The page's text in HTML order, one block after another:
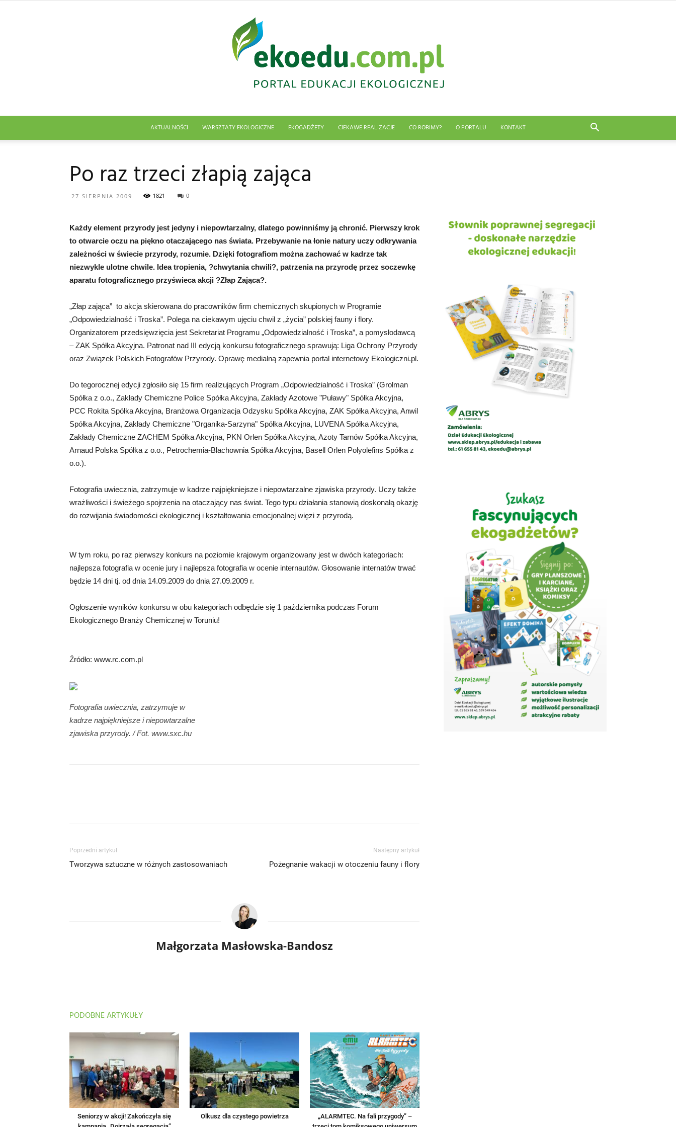
AKTUALNOŚCI WARSZTATY EKOLOGICZNE EKOGADŻETY CIEKAWE REALIZACJE CO ROBIMY? O PORTALU KONTAKT
Po raz trzeci złapią zająca
27 SIERPNIA 2009 1821 0
Każdy element przyrody jest jedyny i niepowtarzalny, dlatego powinniśmy ją chronić. Pierwszy krok
to otwarcie oczu na piękno otaczającego nas świata. Przebywanie na łonie natury uczy odkrywania
zależności w świecie przyrody, rozumie. Dzięki fotografiom można zachować w kadrze tak
niezwykle ulotne chwile. Idea tropienia, ?chwytania chwili?, patrzenia na przyrodę przez soczewkę
aparatu fotograficznego przyświeca akcji ?Złap Zająca?.
„Złap zająca” to akcja skierowana do pracowników firm chemicznych skupionych w Programie
„Odpowiedzialność i Troska”. Polega na ciekawym ujęciu chwil z „życia” polskiej fauny i flory.
Organizatorem przedsięwzięcia jest Sekretariat Programu „Odpowiedzialność i Troska”, a pomysłodawcą
– ZAK Spółka Akcyjna. Patronat nad III edycją konkursu fotograficznego sprawują: Liga Ochrony Przyrody
oraz Związek Polskich Fotografów Przyrody. Oprawę medialną zapewnia portal internetowy Ekologiczni.pl.
Do tegorocznej edycji zgłosiło się 15 firm realizujących Program „Odpowiedzialność i Troska” (Grolman
Spółka z o.o., Zakłady Chemiczne Police Spółka Akcyjna, Zakłady Azotowe "Puławy" Spółka Akcyjna,
PCC Rokita Spółka Akcyjna, Branżowa Organizacja Odzysku Spółka Akcyjna, ZAK Spółka Akcyjna, Anwil
Spółka Akcyjna, Zakłady Chemiczne "Organika-Sarzyna" Spółka Akcyjna, LUVENA Spółka Akcyjna,
Zakłady Chemiczne ZACHEM Spółka Akcyjna, PKN Orlen Spółka Akcyjna, Azoty Tarnów Spółka Akcyjna,
Arnaud Polska Spółka z o.o., Petrochemia-Blachownia Spółka Akcyjna, Basell Orlen Polyolefins Spółka z
o.o.).
Fotografia uwiecznia, zatrzymuje w kadrze najpiękniejsze i niepowtarzalne zjawiska przyrody. Uczy także
wrażliwości i świeżego spojrzenia na otaczający nas świat. Tego typu działania stanowią doskonałą okazję
do rozwijania świadomości ekologicznej i kształtowania emocjonalnej więzi z przyrodą.
W tym roku, po raz pierwszy konkurs na poziomie krajowym organizowany jest w dwóch kategoriach:
najlepsza fotografia w ocenie jury i najlepsza fotografia w ocenie internautów. Głosowanie internatów trwać
będzie 14 dni tj. od dnia 14.09.2009 do dnia 27.09.2009 r.
Ogłoszenie wyników konkursu w obu kategoriach odbędzie się 1 października podczas Forum
Ekologicznego Branży Chemicznej w Toruniu!
Źródło: www.rc.com.pl
Fotografia uwiecznia, zatrzymuje w
kadrze najpiękniejsze i niepowtarzalne
zjawiska przyrody. / Fot. www.sxc.hu
Poprzedni artykuł
Tworzywa sztuczne w różnych zastosowaniach
Następny artykuł
Pożegnanie wakacji w otoczeniu fauny i flory
Małgorzata Masłowska-Bandosz
PODOBNE ARTYKUŁY
Seniorzy w akcji! Zakończyła się
Olkusz dla czystego powietrza
„ALARMTEC. Na fali przygody” –